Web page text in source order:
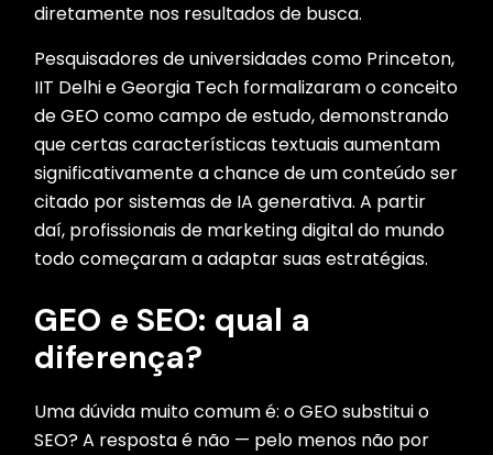
diretamente nos resultados de busca.
Pesquisadores de universidades como Princeton,
IIT Delhi e Georgia Tech formalizaram o conceito
de GEO como campo de estudo, demonstrando
que certas características textuais aumentam
significativamente a chance de um conteúdo ser
citado por sistemas de IA generativa. A partir
daí, profissionais de marketing digital do mundo
todo começaram a adaptar suas estratégias.
GEO e SEO: qual a
diferença?
Uma dúvida muito comum é: o GEO substitui o
SEO? A resposta é não — pelo menos não por